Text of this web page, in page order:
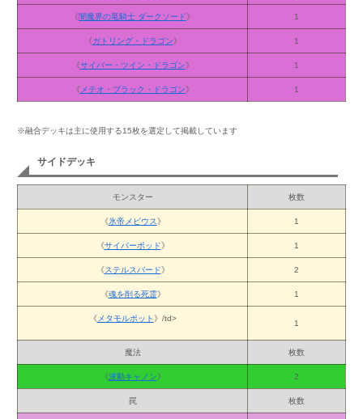
《闇魔界の竜騎士 ダークソード》 1
《ガトリング・ドラゴン》 1
《サイバー・ツイン・ドラゴン》 1
《メテオ・ブラック・ドラゴン》 1
※融合デッキは主に使用する15枚を選定して掲載しています
サイドデッキ
モンスター 枚数
《氷帝メビウス》 1
《サイバーポッド》 1
《ステルスバード》 2
《魂を削る死霊》 1
《メタモルポット》/td>
1
魔法 枚数
《波動キャノン》 2
罠 枚数